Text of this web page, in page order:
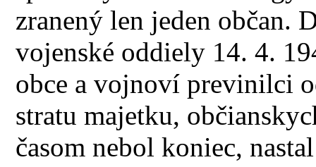
zranený len jeden občan.
vojenské oddiely 14. 4.
obce a vojnoví previnilci
stratu majetku,
časom nebol koniec,